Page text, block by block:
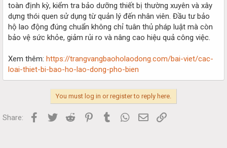
toàn định kỳ, kiểm tra bảo dưỡng thiết bị thường xuyên và xây
dựng thói quen sử dụng từ quản lý đến nhân viên. Đầu tư bảo
hộ lao động đúng chuẩn không chỉ tuân thủ pháp luật mà còn
bảo vệ sức khỏe, giảm rủi ro và nâng cao hiệu quả công việc.
Xem thêm: https://trangvangbaoholaodong.com/bai-viet/cac-
loai-thiet-bi-bao-ho-lao-dong-pho-bien
You must log in or register to reply here.
Share: Facebook
Twitter Reddit PinterestTumblr WhatsApp
Email